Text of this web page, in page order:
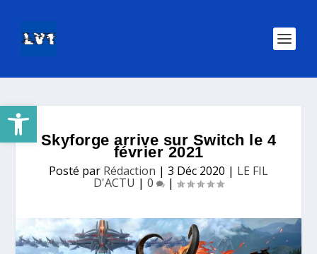
Ouvrir la barre d’outils
Skyforge arrive sur Switch le 4
février 2021
Posté par Rédaction | 3 Déc 2020 | LE FIL
D'ACTU | 0 |